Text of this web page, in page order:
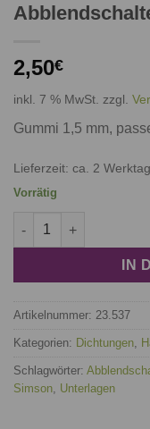
2,50€
inkl. 7 % MwSt. zzgl.
Gummi 1,5 mm,
Lieferzeit: ca. 2
Vorrätig
Unterlage für
IN
Artikelnummer: 23.537
Kategorien: Dichtungen
Schlagwörter:
Simson Unterlagen